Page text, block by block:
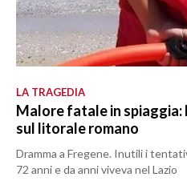
LA TRAGEDIA
Malore fatale in
sul litorale romano
Dramma a Fregene. Inutili i
72 anni e da anni viveva nel Lazio